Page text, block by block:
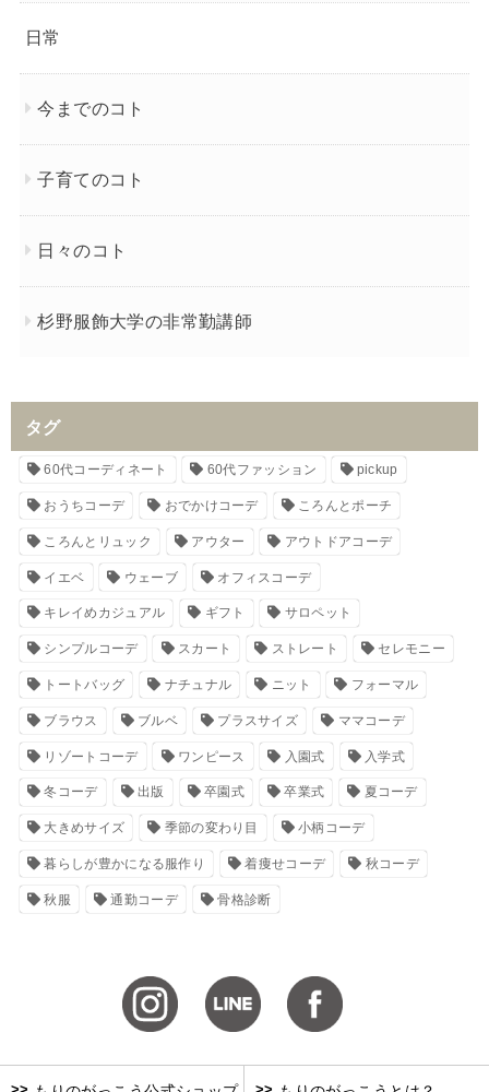
日常
今までのコト
子育てのコト
日々のコト
杉野服飾大学の非常勤講師
タグ
60代コーディネート 60代ファッション pickup
おうちコーデ おでかけコーデ ころんとポーチ
ころんとリュック アウター アウトドアコーデ
イエベ ウェーブ オフィスコーデ
キレイめカジュアル ギフト サロペット
シンプルコーデ スカート ストレート セレモニー
トートバッグ ナチュナル ニット フォーマル
ブラウス ブルベ プラスサイズ ママコーデ
リゾートコーデ ワンピース 入園式 入学式
冬コーデ 出版 卒園式 卒業式 夏コーデ
大きめサイズ 季節の変わり目 小柄コーデ
暮らしが豊かになる服作り 着痩せコーデ 秋コーデ
秋服 通勤コーデ 骨格診断